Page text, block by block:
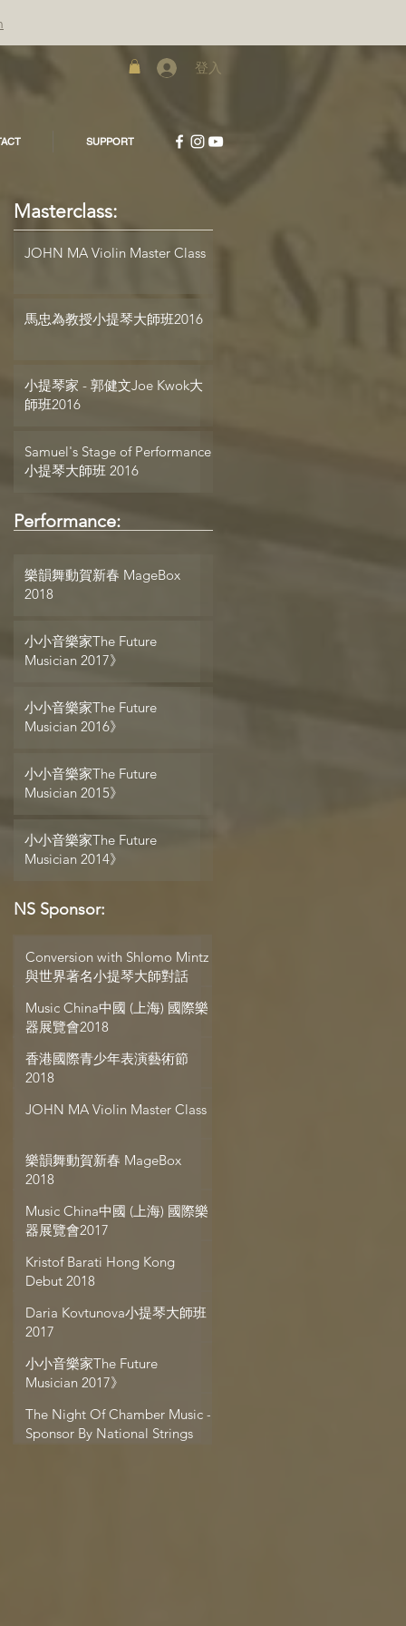
登入
SUPPORT
Masterclass:
JOHN MA Violin Master Class
馬忠為教授小提琴大師班2016
小提琴家 - 郭健文Joe Kwok大
師班2016
Samuel's Stage of Performance
小提琴大師班 2016
Performance:
樂韻舞動賀新春 MageBox
2018
小小音樂家The Future
Musician 2017》
小小音樂家The Future
Musician 2016》
小小音樂家The Future
Musician 2015》
小小音樂家The Future
Musician 2014》
NS Sponsor:
Conversion with Shlomo Mintz
與世界著名小提琴大師對話
Music China中國 (上海) 國際樂
器展覽會2018
香港國際青少年表演藝術節
2018
JOHN MA Violin Master Class
樂韻舞動賀新春 MageBox
2018
Music China中國 (上海) 國際樂
器展覽會2017
Kristof Barati Hong Kong
Debut 2018
Daria Kovtunova小提琴大師班
2017
小小音樂家The Future
Musician 2017》
The Night Of Chamber Music -
Sponsor By National Strings